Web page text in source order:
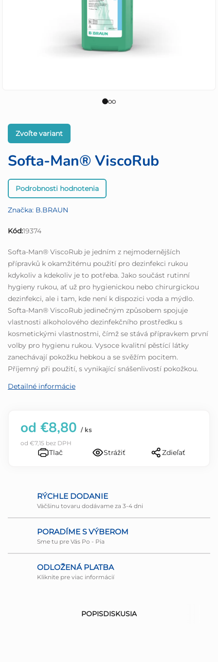
Softa-Man® ViscoRub
Priemerné
hodnotenie
je
0,0
5
hviezdičiek.
Podrobnosti hodnotenia
Značka: B.BRAUN
Kód:19374
Zvoľte variant
Softa-Man® ViscoRub je jedním z nejmodernějších
přípravků k okamžitému použití pro dezinfekci rukou
kdykoliv a kdekoliv je to potřeba. Jako součást rutinní
hygieny rukou, ať už pro hygienickou nebo chirurgickou
dezinfekci, ale i tam, kde není k dispozici voda a mýdlo.
Softa-Man® ViscoRub jedinečným způsobem spojuje
vlastnosti alkoholového dezinfekčního prostředku s
kosmetickými vlastnostmi, čímž se stává přípravkem první
volby pro hygienu rukou. Vysoce kvalitní pěstící látky
zanechávají pokožku hebkou a se svěžím pocitem.
Příjemný při použití, s vynikající snášenlivostí pokožkou.
Detailné informácie
od €8,80 / ks
od €7,15 bez DPH
Tlač Strážiť Zdieľať
RÝCHLE DODANIE
Väčšinu tovaru dodávame za 3-4 dni
PORADÍME S VÝBEROM
Sme tu pre Vás Po - Pia
ODLOŽENÁ PLATBA
Kliknite pre viac informácií
POPISDISKUSIA